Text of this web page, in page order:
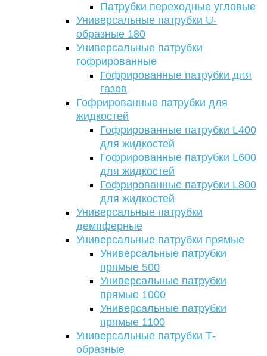
Патрубки переходные угловые
Универсальные патрубки U-
образные 180
Универсальные патрубки
гофрированные
Гофрированные патрубки для
газов
Гофрированные патрубки для
жидкостей
Гофрированные патрубки L400
для жидкостей
Гофрированные патрубки L600
для жидкостей
Гофрированные патрубки L800
для жидкостей
Универсальные патрубки
демпферные
Универсальные патрубки прямые
Универсальные патрубки
прямые 500
Универсальные патрубки
прямые 1000
Универсальные патрубки
прямые 1100
Универсальные патрубки Т-
образные